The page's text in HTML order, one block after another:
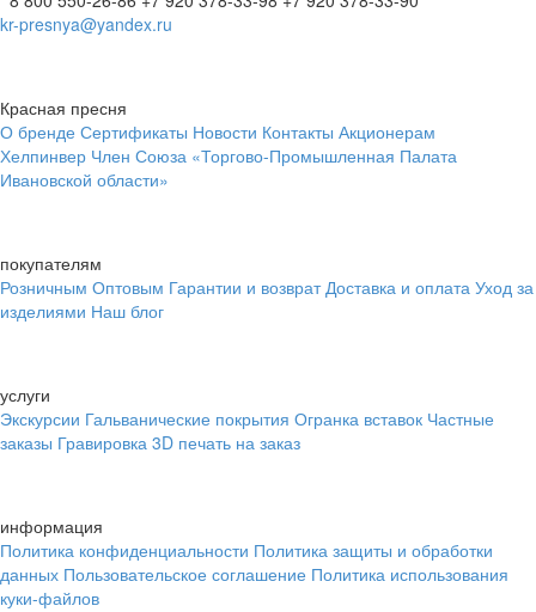
kr-presnya@yandex.ru
Красная пресня
О бренде Сертификаты Новости Контакты Акционерам
Хелпинвер Член Союза «Торгово-Промышленная Палата
Ивановской области»
покупателям
Розничным Оптовым Гарантии и возврат Доставка и оплата Уход за
изделиями Наш блог
услуги
Экскурсии Гальванические покрытия Огранка вставок Частные
заказы Гравировка 3D печать на заказ
информация
Политика конфиденциальности Политика защиты и обработки
данных Пользовательское соглашение Политика использования
куки-файлов